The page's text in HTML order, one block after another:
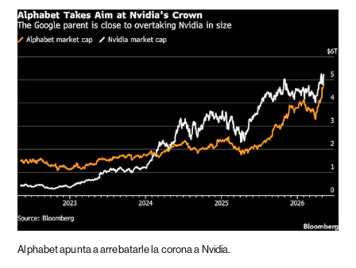
Alphabet apunta a arrebatarle la corona a Nvidia.